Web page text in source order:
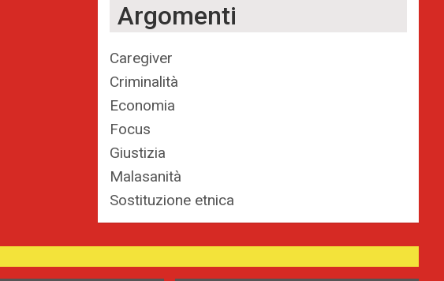
Argomenti
Caregiver
Criminalità
Economia
Focus
Giustizia
Malasanità
Sostituzione etnica